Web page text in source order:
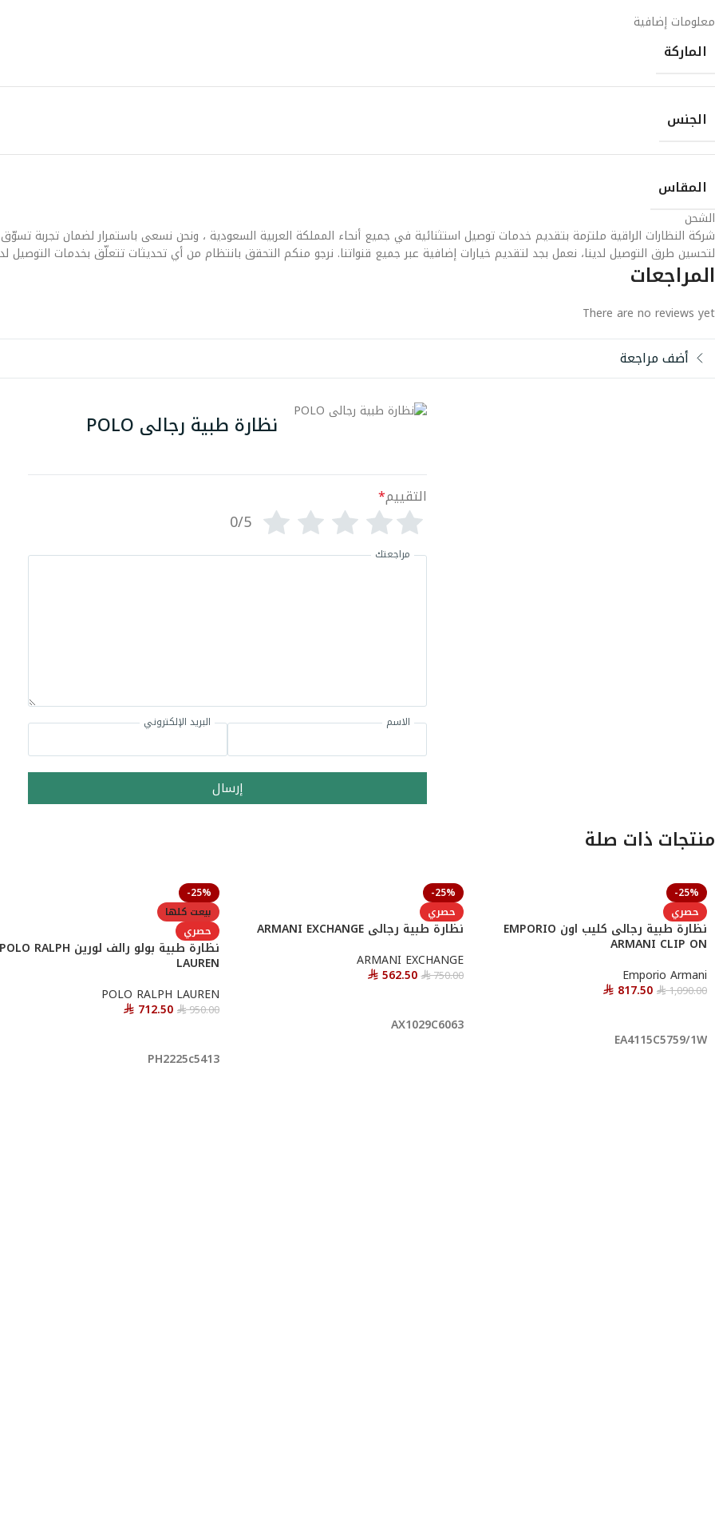
معلومات إضافية
الماركة
الجنس
المقاس
الشحن
شركة النظارات الراقية ملتزمة بتقديم خدمات توصيل استثنائية في جميع أنحاء المملكة العربية السعودية ، ونحن نسعى باستمرار لضمان تجربة
لتحسين طرق التوصيل لدينا، نعمل بجد لتقديم خيارات إضافية عبر جميع قنواتنا. نرجو منكم التحقق بانتظام من أي تحديثات تتعلّق بخدمات التوصيل
المراجعات
There are no reviews yet
أضف مراجعة
نظارة طبية رجالى POLO
التقييم*
0/5
مراجعتك
الاسم البريد الإلكتروني
إرسال
منتجات ذات صلة
-25%
حصري
نظارة طبية رجالى كليب اون EMPORIO
ARMANI CLIP ON
Emporio Armani
⃁1,090.00
⃁ 817.50
EA4115C5759/1W
-25%
حصري
نظارة طبية رجالى ARMANI EXCHANGE
ARMANI EXCHANGE
⃁750.00
⃁562.50
AX1029C6063
-25%
بيعت كلها
حصري
نظارة طبية بولو رالف لورين POLO RALPH
LAUREN
POLO RALPH LAUREN
⃁950.00
⃁ 712.50
PH2225c5413